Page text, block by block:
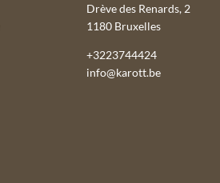
Drève des Renards, 2
1180 Bruxelles
+3223744424
info@karott.be